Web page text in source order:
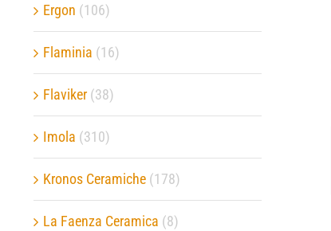
Ergon (106)
Flaminia (16)
Flaviker (38)
Imola (310)
Kronos Ceramiche (178)
La Faenza Ceramica (8)